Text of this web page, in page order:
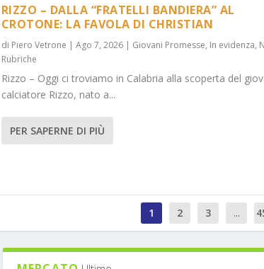
RIZZO – DALLA “FRATELLI BANDIERA” AL
CROTONE: LA FAVOLA DI CHRISTIAN
di Piero Vetrone Ago 7, 2026| Giovani Promesse, In evidenza,
Rubriche
Rizzo – Oggi ci troviamo in Calabria alla scoperta del
calciatore Rizzo, nato a...
PER SAPERNE DI PIÙ
1 2 3 ...